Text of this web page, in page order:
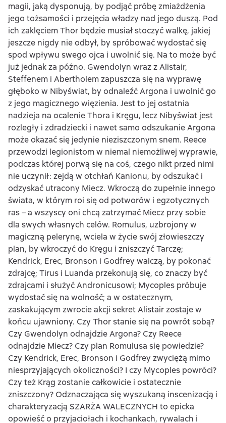
magii, jaką dysponują, by podjąć próbę zmiażdżenia
jego tożsamości i przejęcia władzy nad jego duszą. Pod
ich zaklęciem Thor będzie musiał stoczyć walkę, jakiej
jeszcze nigdy nie odbył, by spróbować wydostać się
spod wpływu swego ojca i uwolnić się. Na to może być
już jednak za późno. Gwendolyn wraz z Alistair,
Steffenem i Abertholem zapuszcza się na wyprawę
głęboko w Nibyświat, by odnaleźć Argona i uwolnić go
z jego magicznego więzienia. Jest to jej ostatnia
nadzieja na ocalenie Thora i Kręgu, lecz Nibyświat jest
rozległy i zdradziecki i nawet samo odszukanie Argona
może okazać się jedynie nieziszczonym snem. Reece
przewodzi legionistom w niemal niemożliwej wyprawie,
podczas której porwą się na coś, czego nikt przed nimi
nie uczynił: zejdą w otchłań Kanionu, by odszukać i
odzyskać utracony Miecz. Wkroczą do zupełnie innego
świata, w którym roi się od potworów i egzotycznych
ras – a wszyscy oni chcą zatrzymać Miecz przy sobie
dla swych własnych celów. Romulus, uzbrojony w
magiczną pelerynę, wciela w życie swój złowieszczy
plan, by wkroczyć do Kręgu i zniszczyć Tarczę;
Kendrick, Erec, Bronson i Godfrey walczą, by pokonać
zdrajcę; Tirus i Luanda przekonują się, co znaczy być
zdrajcami i służyć Andronicusowi; Mycoples próbuje
wydostać się na wolność; a w ostatecznym,
zaskakującym zwrocie akcji sekret Alistair zostaje w
końcu ujawniony. Czy Thor stanie się na powrót sobą?
Czy Gwendolyn odnajdzie Argona? Czy Reece
odnajdzie Miecz? Czy plan Romulusa się powiedzie?
Czy Kendrick, Erec, Bronson i Godfrey zwyciężą mimo
niesprzyjających okoliczności? I czy Mycoples powróci?
Czy też Krąg zostanie całkowicie i ostatecznie
zniszczony? Odznaczająca się wyszukaną inscenizacją i
charakteryzacją SZARŻA WALECZNYCH to epicka
opowieść o przyjaciołach i kochankach, rywalach i